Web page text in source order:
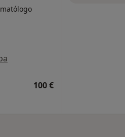
100 €